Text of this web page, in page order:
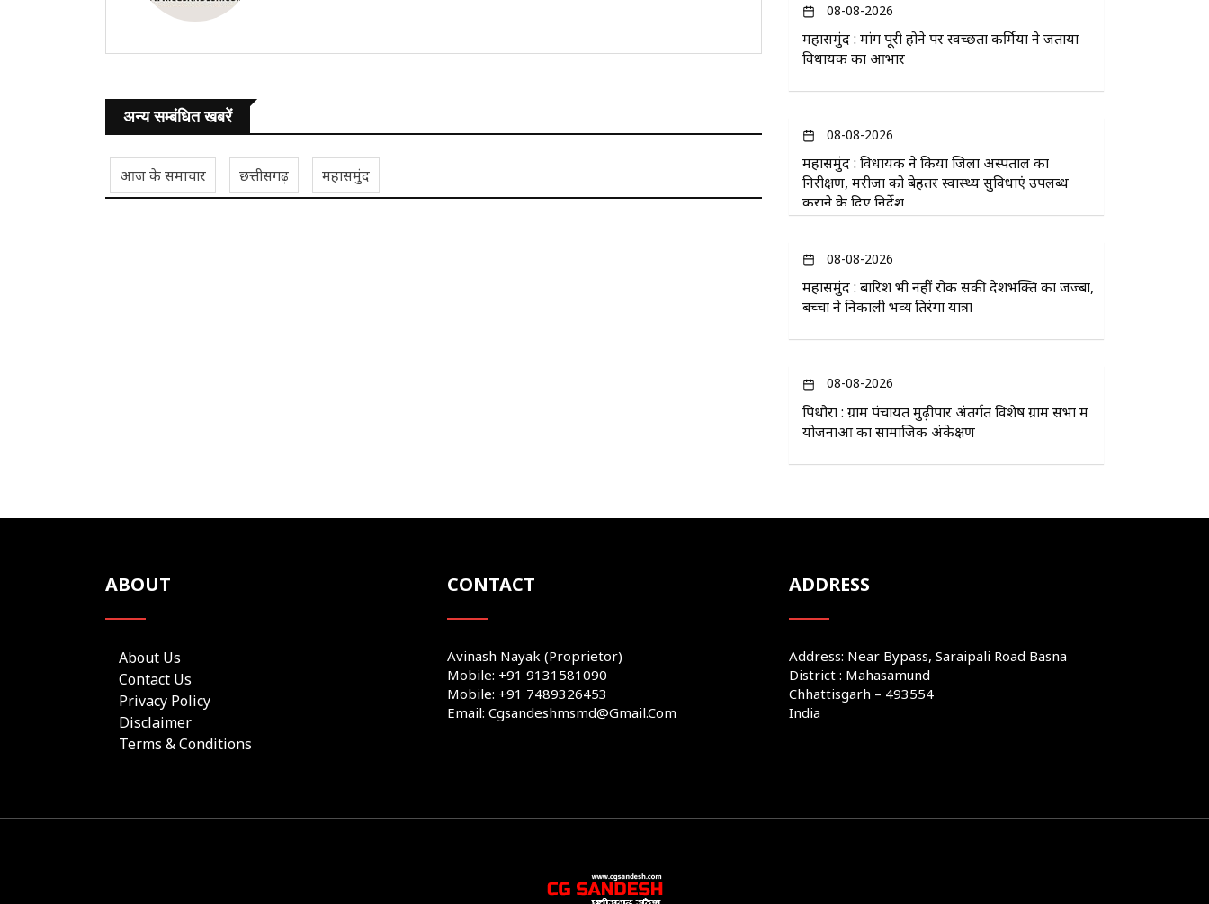
अन्य सम्बंधित खबरें
आज के समाचार छत्तीसगढ़ महासमुंद
08-08-2026
महासमुंद : मांग पूरी होने पर स्वच्छता कर्मियों ने जताया
विधायक का आभार
08-08-2026
महासमुंद : विधायक ने किया जिला अस्पताल का
निरीक्षण, मरीजों को बेहतर स्वास्थ्य सुविधाएं उपलब्ध
कराने के दिए निर्देश
08-08-2026
महासमुंद : बारिश भी नहीं रोक सकी देशभक्ति का जज्बा,
बच्चों ने निकाली भव्य तिरंगा यात्रा
08-08-2026
पिथौरा : ग्राम पंचायत मुढ़ीपार अंतर्गत विशेष ग्राम सभा में
योजनाओं का सामाजिक अंकेक्षण
ABOUT
About Us
Contact Us
Privacy Policy
Disclaimer
Terms & Conditions
CONTACT
Avinash Nayak (Proprietor)
Mobile: +91 9131581090
Mobile: +91 7489326453
Email: Cgsandeshmsmd@gmail.com
ADDRESS
Address: Near Bypass, Saraipali Road Basna
District : Mahasamund
Chhattisgarh – 493554
India